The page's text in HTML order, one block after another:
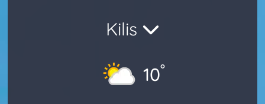
Kilis
10°